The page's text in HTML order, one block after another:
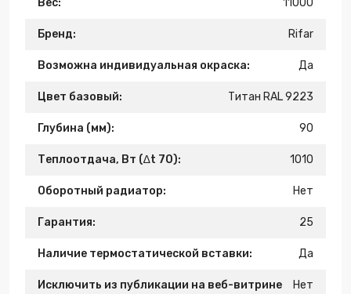
Вес: 11000
Бренд: Rifar
Возможна индивидуальная окраска: Да
Цвет базовый: Титан RAL 9223
Глубина (мм): 90
Теплоотдача, Вт (∆t 70): 1010
Оборотный радиатор: Нет
Гарантия: 25
Наличие термостатической вставки: Да
Исключить из публикации на веб-витрине
Нет